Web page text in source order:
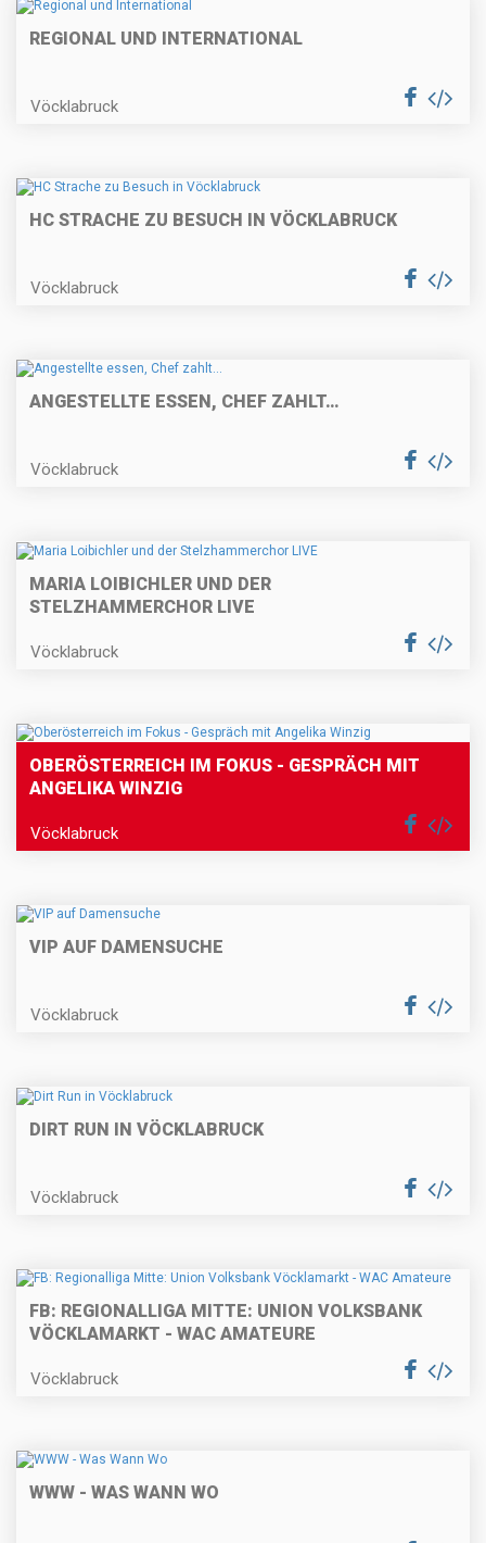
REGIONAL UND INTERNATIONAL
Vöcklabruck
HC STRACHE ZU BESUCH IN VÖCKLABRUCK
Vöcklabruck
ANGESTELLTE ESSEN, CHEF ZAHLT…
Vöcklabruck
MARIA LOIBICHLER UND DER
STELZHAMMERCHOR LIVE
Vöcklabruck
OBERÖSTERREICH IM FOKUS - GESPRÄCH MIT
ANGELIKA WINZIG
Vöcklabruck
VIP AUF DAMENSUCHE
Vöcklabruck
DIRT RUN IN VÖCKLABRUCK
Vöcklabruck
FB: REGIONALLIGA MITTE: UNION VOLKSBANK
VÖCKLAMARKT - WAC AMATEURE
Vöcklabruck
WWW - WAS WANN WO